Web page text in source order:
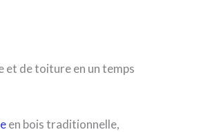
et de toiture en un temps
en bois traditionnelle,